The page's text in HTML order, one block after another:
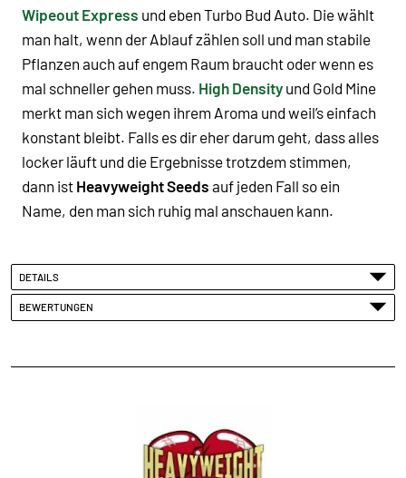
Wipeout Express und eben Turbo Bud Auto. Die wählt
man halt, wenn der Ablauf zählen soll und man stabile
Pflanzen auch auf engem Raum braucht oder wenn es
mal schneller gehen muss. High Density und Gold Mine
merkt man sich wegen ihrem Aroma und weil’s einfach
konstant bleibt. Falls es dir eher darum geht, dass alles
locker läuft und die Ergebnisse trotzdem stimmen,
dann ist Heavyweight Seeds auf jeden Fall so ein
Name, den man sich ruhig mal anschauen kann.
DETAILS
BEWERTUNGEN